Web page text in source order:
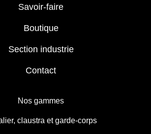
Savoir-faire
Boutique
Section industrie
Contact
Nos gammes
claustra et garde-corps